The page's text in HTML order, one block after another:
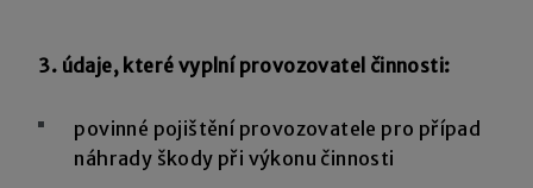
3. údaje, které vyplní provozovatel činnosti:
povinné pojištění provozovatele pro případ
náhrady škody při výkonu činnosti